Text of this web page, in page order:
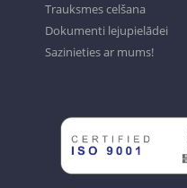
Trauksmes celšana
Dokumenti lejupielādei
Sazinieties ar mums!